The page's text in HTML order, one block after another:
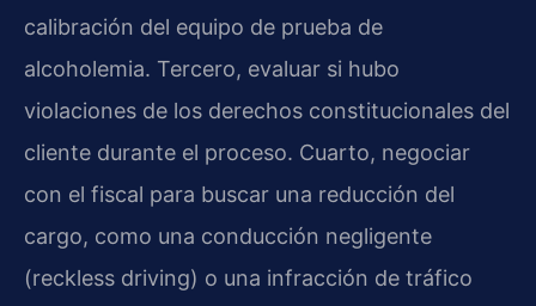
calibración del equipo de prueba de
alcoholemia. Tercero, evaluar si hubo
violaciones de los derechos constitucionales del
cliente durante el proceso. Cuarto, negociar
con el fiscal para buscar una reducción del
cargo, como una conducción negligente
(reckless driving) o una infracción de tráfico